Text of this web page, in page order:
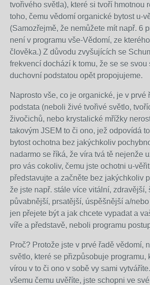
tvořivého světla), které si tvoří hmotnou
toho, čemu vědomí organické bytost u-
(Samozřejmě, že nemůžete mít např. 6
není v programu vše-Vědomí, ze
člověka.) Z důvodu zvyšujících se
frekvencí dochází k tomu, že se se svou
duchovní podstatou opět propojujeme.
Naprosto vše, co je organické, je v prvé
podstata (neboli živé tvořivé světlo,
živočichů, nebo krystalické mřížky
takovým JSEM to či ono, jež odpovídá
bytost ochotna bez jakýchkoliv
nadarmo se říká, že víra tvá tě nejenže
pro vás cokoliv, čemu jste ochotni u-
představujte a začněte bez jakýchkoliv
že jste např. stále více vitální, zdravější,
půvabnější, prsatější, úspěšnější a/
jen přejete být a jak chcete vypadat a
víře a představě, neboli programu
Proč? Protože jste v prvé řadě vědomí,
světlo, které se přizpůsobuje programu,
vírou v to či ono v sobě vy sami
všemu čemu uvěříte, jste schopni ve